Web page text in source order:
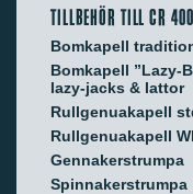
TILLBEHÖR TILL CR
Bomkapell
Bomkapell ”Lazy-
lazy-jacks & lattor
Rullgenuakapell
Rullgenuakapell
Gennakerstrumpa
Spinnakerstrumpa